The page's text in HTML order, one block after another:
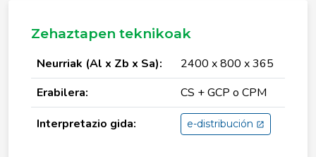
Zehaztapen teknikoak
Neurriak (Al x Zb x Sa):
2400 x 800 x 365
Erabilera:
CS + GCP o CPM
Interpretazio gida:
e-distribución